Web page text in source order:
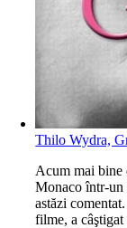
Thilo Wydra,
Acum mai bine
Monaco într-un
astăzi
filme, a